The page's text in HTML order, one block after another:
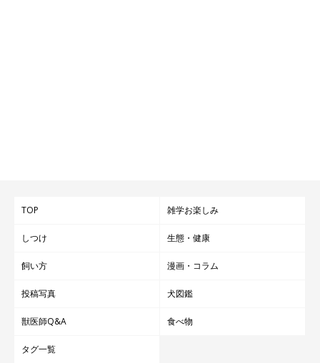
TOP 雑学お楽しみ
しつけ 生態・健康
飼い方 漫画・コラム
投稿写真 犬図鑑
獣医師Q&A 食べ物
タグ一覧